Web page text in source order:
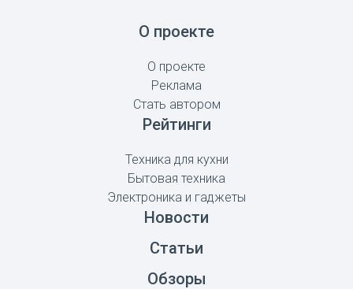
О проекте
О проекте
Реклама
Стать автором
Рейтинги
Техника для кухни
Бытовая техника
Электроника и гаджеты
Новости
Статьи
Обзоры